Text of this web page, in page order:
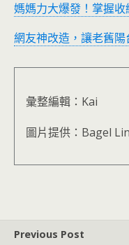
媽媽力大爆發！掌握收
網友神改造，讓老舊陽
彙整編輯：Kai
圖片提供：Bagel Lin
Previous Post